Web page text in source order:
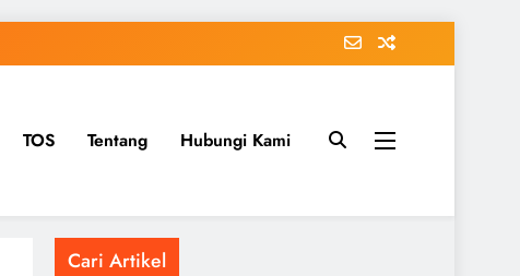
TOS Tentang Hubungi Kami
Cari Artikel